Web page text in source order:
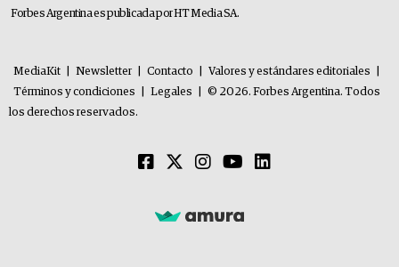
Forbes Argentina es publicada por HT Media SA.
MediaKit Newsletter Contacto Valores y estándares editoriales
Términos y condiciones
Legales
© 2026. Forbes Argentina. Todos
los derechos reservados.